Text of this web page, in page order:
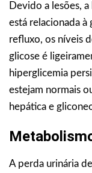
Devido a lesões,
está relacionada à
refluxo, os níveis
glicose é
hiperglicemia
estejam normais
hepática e
A perda urinária